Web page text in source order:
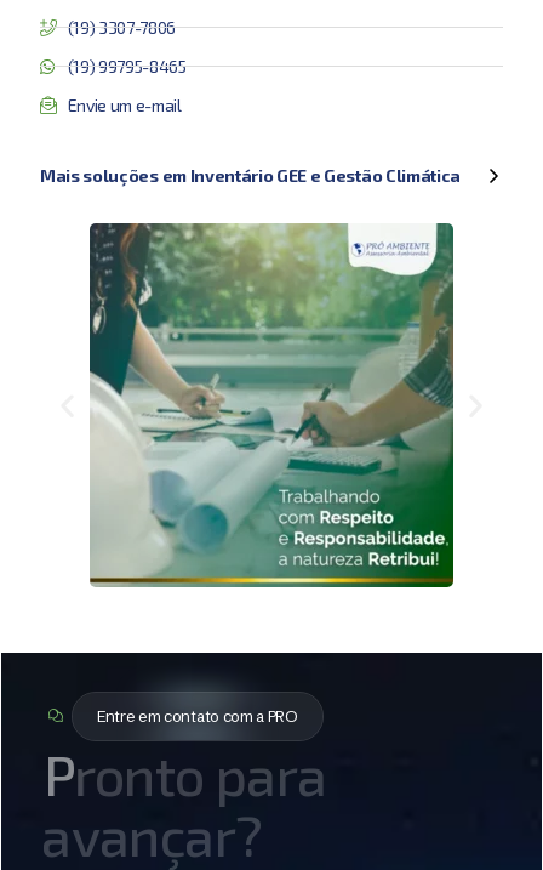
(19) 3307-7806
(19) 99795-8465
Envie um e-mail
Mais soluções em Inventário GEE e Gestão Climática
Entre em contato com a PRO
Pronto para
avançar?